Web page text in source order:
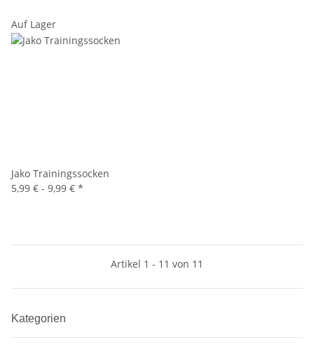
Auf Lager
Jako Trainingssocken
5,99 € - 9,99 € *
Artikel 1 - 11 von 11
Kategorien